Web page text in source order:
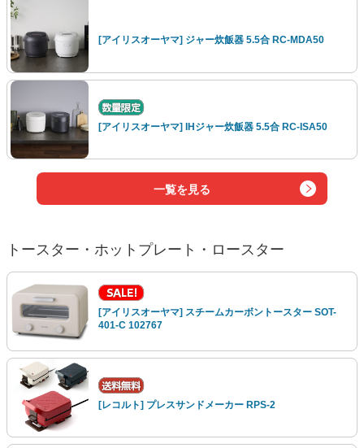
[アイリスオーヤマ] ジャー炊飯器 5.5合 RC-MDA50
[アイリスオーヤマ] IHジャー炊飯器 5.5合 RC-ISA50
一覧を見る
トースター・ホットプレート・ロースター
[アイリスオーヤマ] スチームカーボントースター SOT-
401-C 102767
[レコルト] プレスサンドメーカー RPS-2